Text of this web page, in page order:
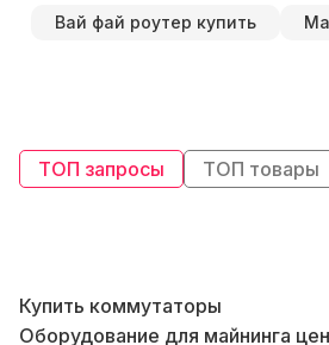
Вай фай роутер купить
ТОП запросы ТОП товары
Купить коммутаторы
Оборудование для майнинга